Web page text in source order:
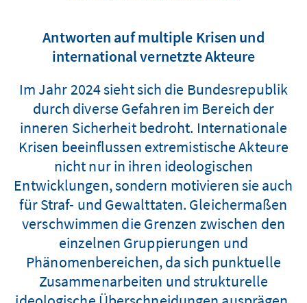
Antworten auf multiple Krisen und
international vernetzte Akteure
Im Jahr 2024 sieht sich die Bundesrepublik
durch diverse Gefahren im Bereich der
inneren Sicherheit bedroht. Internationale
Krisen beeinflussen extremistische Akteure
nicht nur in ihren ideologischen
Entwicklungen, sondern motivieren sie auch
für Straf- und Gewalttaten. Gleichermaßen
verschwimmen die Grenzen zwischen den
einzelnen Gruppierungen und
Phänomenbereichen, da sich punktuelle
Zusammenarbeiten und strukturelle